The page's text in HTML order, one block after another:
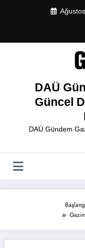
DAÜ
Güncel
DAÜ Gündem